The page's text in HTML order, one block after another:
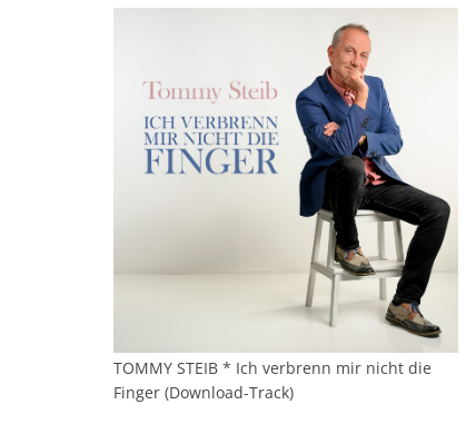
TOMMY STEIB * Ich verbrenn mir nicht die
Finger (Download-Track)